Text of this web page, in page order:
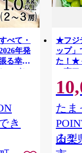
べて・
年発
る幸福
ャイン
以上
ツ 山梨
ャイン
ドウ 葡
約 富士
9000円
き
★フジ
ップ」
た！★
＞南
スカッ
房）
たま
る！
山梨